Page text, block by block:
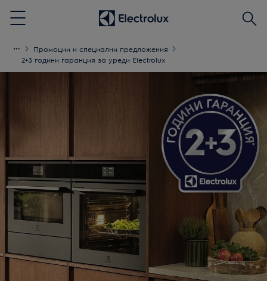
Menu
Промоции и специални предложения
2+3 години гаранция за уреди Electrolux